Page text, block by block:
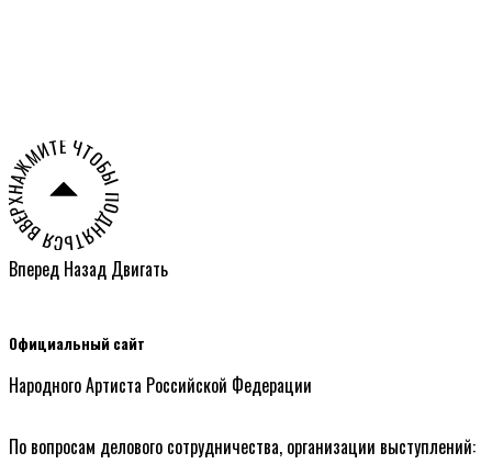
НАЖМИТЕ ЧТОБЫ ПОДНЯТЬСЯ ВВЕРХ СТРАНИЦЫ ○
Вперед Назад Двигать
Официальный сайт
Народного Артиста Российской Федерации
По вопросам делового сотрудничества, организации выступлений: